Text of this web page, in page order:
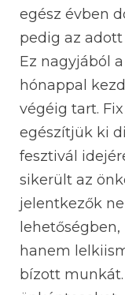
egész évben
pedig az
Ez nagyjából
hónappal
végéig tart.
egészítjük ki
fesztivál
sikerült az
jelentkezők
hanem
bízott